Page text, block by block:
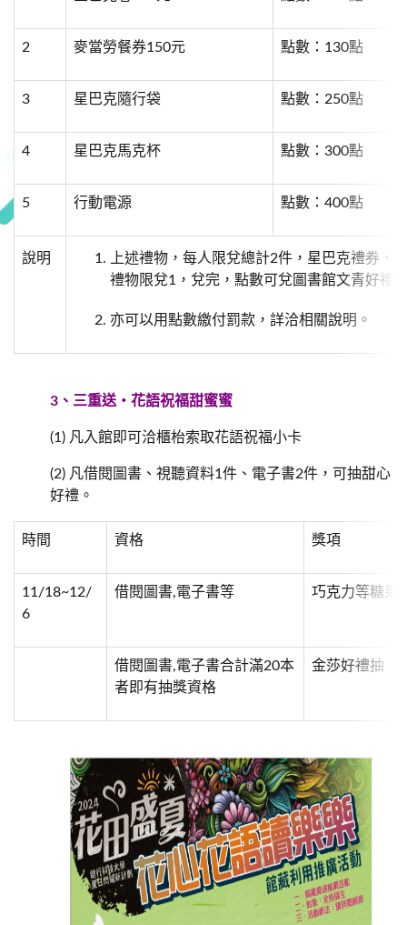
2 麥當勞餐券150元 點數：130點
3 星巴克隨行袋 點數：250點
4 星巴克馬克杯 點數：300點
5 行動電源 點數：400點
說明
上述禮物，每人限兌總計2件，星巴克禮券、
禮物限兌1，兌完，點數可兌圖書館文青好禮
亦可以用點數繳付罰款，詳洽相關說明。
3、 三重送‧花語祝福甜蜜蜜
(1) 凡入館即可洽櫃枱索取花語祝福小卡
(2) 凡借閱圖書、視聽資料1件、電子書2件，可抽甜心
好禮。
時間 資格 獎項
11/18~12/
6
借閱圖書,電子書等 巧克力等糖果
借閱圖書,電子書合計滿20本
者即有抽獎資格
金莎好禮抽